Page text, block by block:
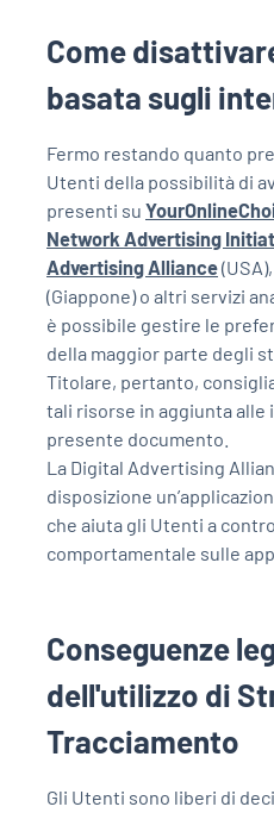
Come
basata sugli
Fermo restando quanto
Utenti della possibilità di
presenti su
Network Advertising
Advertising Alliance(USA),
(Giappone) o altri servizi
è possibile gestire le
della maggior parte degli
Titolare, pertanto,
tali risorse in aggiunta
presente documento.
La Digital Advertising
disposizione
che aiuta gli Utenti a
comportamentale sulle
Conseguenze
dell'utilizzo di
Tracciamento
Gli Utenti sono liberi di